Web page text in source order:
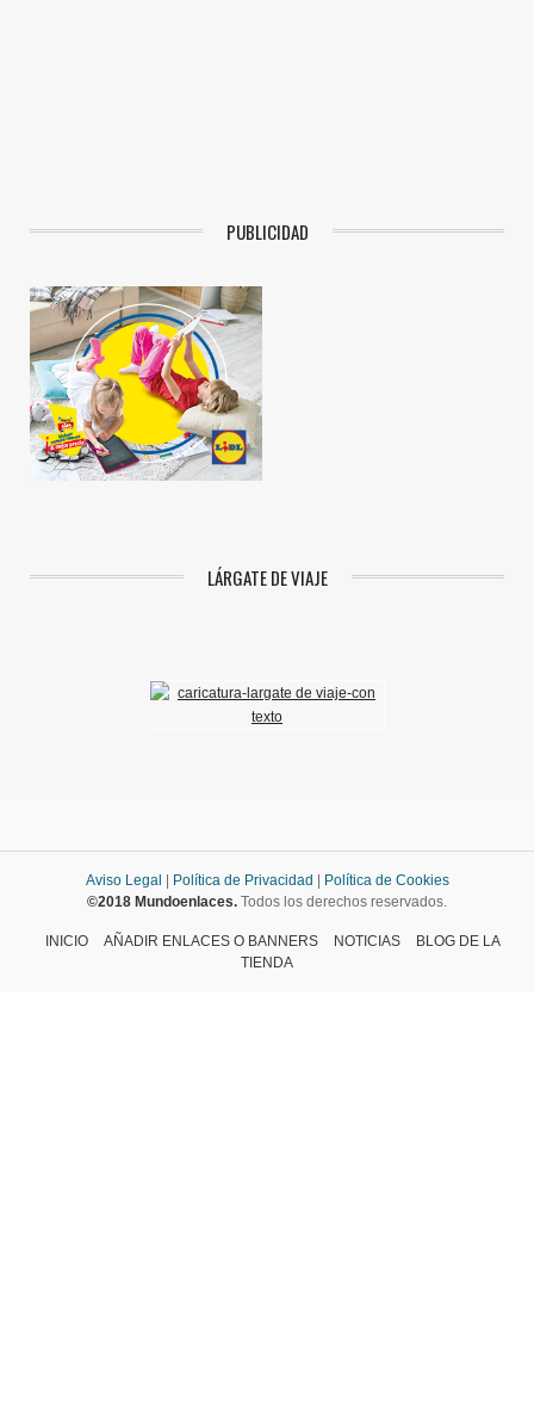
PUBLICIDAD
LÁRGATE DE VIAJE
Aviso Legal | Política de Privacidad | Política de Cookies
©2018 Mundoenlaces. Todos los derechos reservados.
INICIO AÑADIR ENLACES O BANNERS NOTICIAS
BLOG DE LA
TIENDA